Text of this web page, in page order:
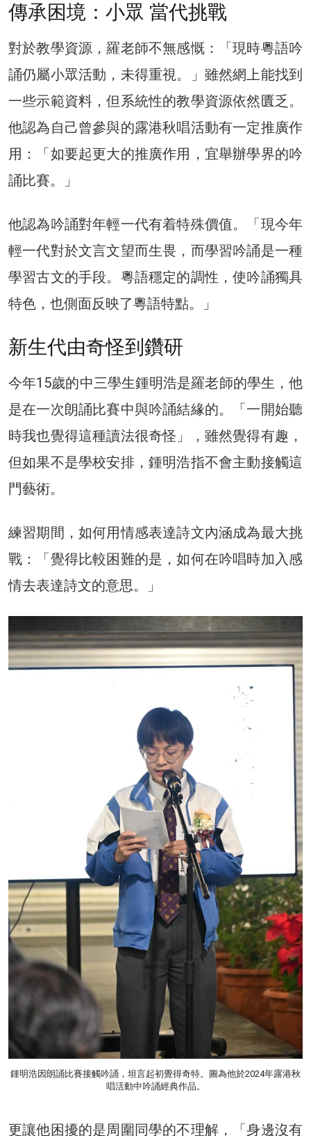
傳承困境：小眾 當代挑戰
對於教學資源，羅老師不無感慨：「現時粵語吟
誦仍屬小眾活動，未得重視。」雖然網上能找到
一些示範資料，但系統性的教學資源依然匱乏。
他認為自己曾參與的露港秋唱活動有一定推廣作
用：「如要起更大的推廣作用，宜舉辦學界的吟
誦比賽。」
他認為吟誦對年輕一代有着特殊價值。「現今年
輕一代對於文言文望而生畏，而學習吟誦是一種
學習古文的手段。粵語穩定的調性，使吟誦獨具
特色，也側面反映了粵語特點。」
新生代由奇怪到鑽研
今年15歲的中三學生鍾明浩是羅老師的學生，他
是在一次朗誦比賽中與吟誦結緣的。「一開始聽
時我也覺得這種讀法很奇怪」，雖然覺得有趣，
但如果不是學校安排，鍾明浩指不會主動接觸這
門藝術。
練習期間，如何用情感表達詩文內涵成為最大挑
戰：「覺得比較困難的是，如何在吟唱時加入感
情去表達詩文的意思。」
鍾明浩因朗誦比賽接觸吟誦，坦言起初覺得奇特。圖為他於2024年露港秋
唱活動中吟誦經典作品。
更讓他困擾的是周圍同學的不理解，「身邊沒有